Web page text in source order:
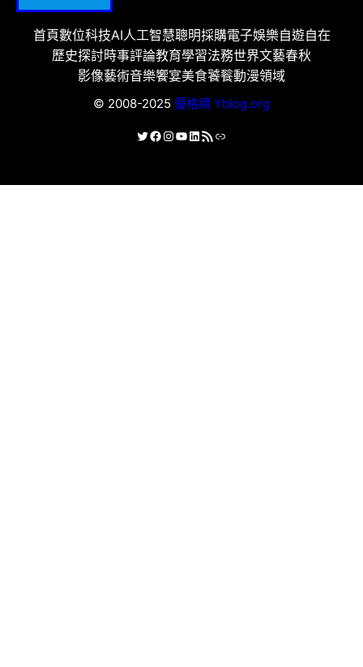
首頁數位科技AI人工智慧聰明採購電子娛樂自遊自在
歷史探討時事評論教育學習法務世界文藝春秋
影像藝術音樂饗宴美食饕餮動漫領域
© 2008-2025 優格網 Yblog.org
X Facebook
Instagram
YouTube
LinkedIn
RSS 資訊提供連結